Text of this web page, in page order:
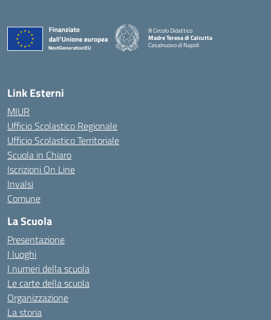
III Circolo Didattico
Madre Teresa di Calcutta
Casalnuovo di Napoli
— Visita la pagina iniziale della scuola
Link Esterni
MIUR
Ufficio Scolastico Regionale
Ufficio Scolastico Territoriale
Scuola in Chiaro
Iscrizioni On Line
Invalsi
Comune
La Scuola
Presentazione
I luoghi
I numeri della scuola
Le carte della scuola
Organizzazione
La storia